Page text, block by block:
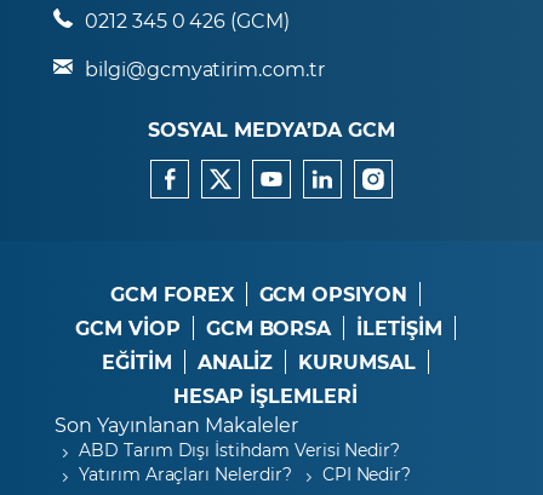
0212 345 0 426 (GCM)
bilgi@gcmyatirim.com.tr
SOSYAL MEDYA’DA GCM
GCM FOREX
GCM OPSIYON
GCM VİOP
GCM BORSA
İLETİŞİM
EĞİTİM
ANALİZ
KURUMSAL
HESAP İŞLEMLERİ
Son Yayınlanan Makaleler
ABD Tarım Dışı İstihdam Verisi Nedir?
Yatırım Araçları Nelerdir?
CPI Nedir?